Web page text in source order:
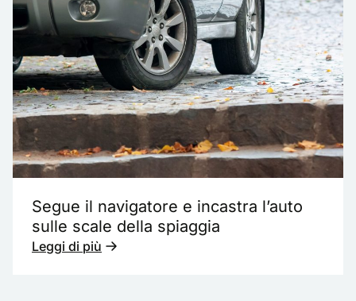
Segue il navigatore e incastra l’auto
sulle scale della spiaggia
Leggi di più